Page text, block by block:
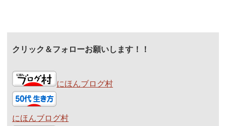
クリック＆フォローお願いします！！
にほんブログ村
にほんブログ村